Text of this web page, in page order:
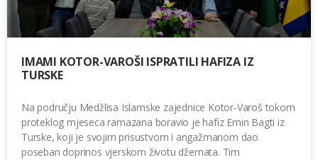
IMAMI KOTOR-VAROŠI ISPRATILI HAFIZA IZ
TURSKE
Na području Medžlisa Islamske zajednice Kotor-Varoš tokom
proteklog mjeseca ramazana boravio je hafiz Emin Bagti iz
Turske, koji je svojim prisustvom i angažmanom dao
poseban doprinos vjerskom životu džemata. Tim